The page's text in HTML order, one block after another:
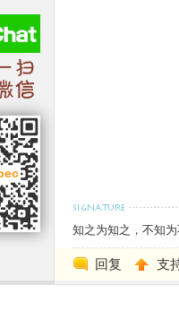
知之为知之 ，不知
回复 支